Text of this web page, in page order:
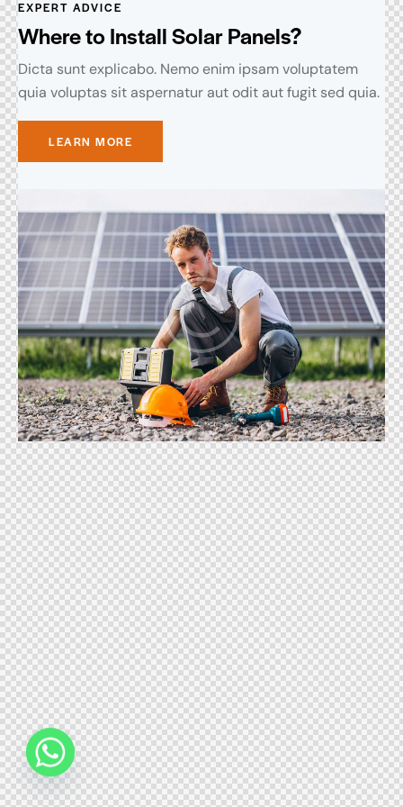
EXPERT ADVICE
Where to Install Solar Panels?
Dicta sunt explicabo. Nemo enim ipsam voluptatem
quia voluptas sit aspernatur aut odit aut fugit sed quia.
LEARN MORE